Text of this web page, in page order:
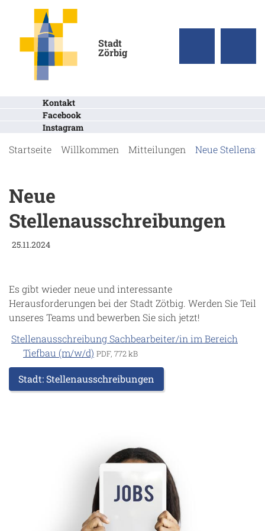
Stadt
Zörbig
Kontakt
Facebook
Instagram
Startseite Willkommen Mitteilungen Neue
Neue
Stellenausschreibungen
25.11.2024
Es gibt wieder neue und interessante
Herausforderungen bei der Stadt Zötbig. Werden Sie Teil
unseres Teams und bewerben Sie sich jetzt!
Stellenausschreibung Sachbearbeiter/in im Bereich
Tiefbau (m/w/d) PDF, 772 kB
Stadt: Stellenausschreibungen